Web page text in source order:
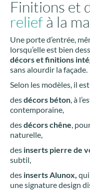
Finitions et
reliefà la
Une porte d’entrée,
lorsqu’elle est bien
décors et finitions
sans alourdir la façade.
Selon les modèles, il
desdécors béton , à
contemporaine,
desdécors chêne ,
naturelle,
des inserts pierre de
subtil,
des inserts Alunox,
une signature design